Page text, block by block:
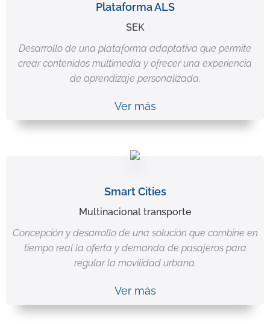
Plataforma ALS
SEK
Desarrollo de una plataforma adaptativa que permite
crear contenidos multimedia y ofrecer una experiencia
de aprendizaje personalizada.
Ver más
Smart Cities
Multinacional transporte
Concepción y desarrollo de una solución que combine en
tiempo real la oferta y demanda de pasajeros para
regular la movilidad urbana.
Ver más